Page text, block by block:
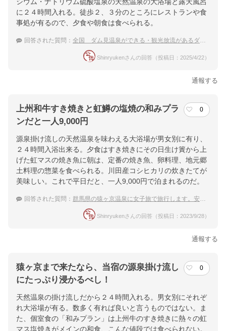
シウム・ナトリウム硫酸塩泉の天然温泉の大浴場と露天風呂
に２４時間入れる。徒歩２、３分のところにレストランや食
事処が有るので、夕食や朝食は食べられる。
回答された質問： 全国 ダム見温泉ができる・観光放流があるダム周辺の温泉宿
Shinryukenさんの回答（投稿日：2025/4/22）
通報する
上州和牛すき焼きと虹鱒の塩焼の和みプラ
ンだと一人9,000円
0
源泉掛け流しの天然温泉を味わえる大浴場が男女別に有り、
２４時間入浴出来る。夕食はすき焼きにその日生け簀から上
げた虹マスの焼き魚に朝は、定番の焼き魚、卵料理、地元郷
土料理の惣菜を食べられる。川田産コシヒカリの炊きたてが
美味しい。これで平日だと、一人9,000円で泊まれるのだ。
回答された質問： 群馬県の猿ヶ京温泉に女子旅で旅行します。安い宿で大自然満喫したいです。
Shinryukenさんの回答（投稿日：2023/9/28）
通報する
猿ヶ京まで来たなら、当宿の源泉掛け流し
にたっぷり浸かるべし！
0
天然温泉の掛け流しだから２４時間入れる。男女別にそれぞ
れ大浴場が有る。数多く有れば良いと言うものではない。ま
た、個室食の「和みプラン」は上州牛のすき焼きに熱々の虹
マス塩焼きがメインの和食、こんな値段では食べられない。